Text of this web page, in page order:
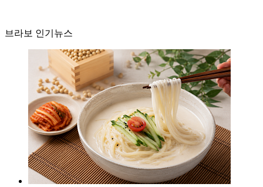
브라보 인기뉴스